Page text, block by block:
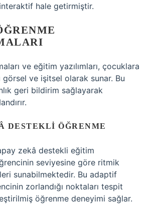
hale getirmiştir.
ve eğitim yazılımları, çocuklara
görsel ve işitsel olarak sunar. Bu
geri bildirim sağlayarak
DESTEKLI ÖĞRENME
zekâ destekli eğitim
seviyesine göre ritmik
sunabilmektedir. Bu adaptif
zorlandığı noktaları tespit
öğrenme deneyimi sağlar.